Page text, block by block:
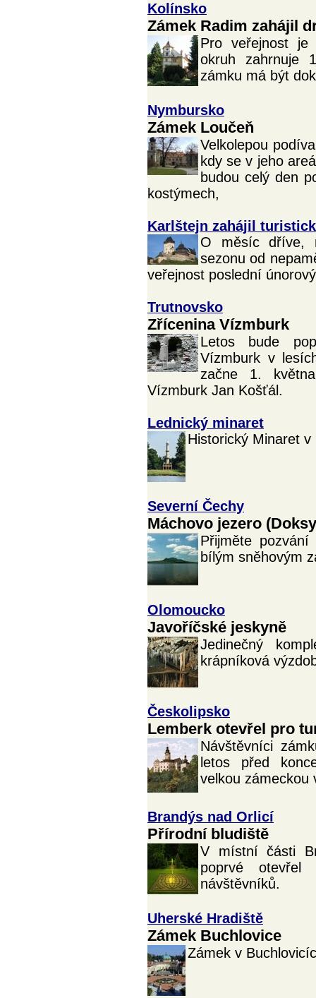
Kolínsko
Zámek Radim zahájil
Pro veřejnost je
okruh zahrnuje
zámku má být
Nymbursko
Zámek Loučeň
Velkolepou
kdy se v jeho
budou celý den
kostýmech,
Karlštejn zahájil
O měsíc dříve,
sezonu od
veřejnost poslední
Trutnovsko
Zřícenina Vízmburk
Letos bude
Vízmburk v
začne 1.
Vízmburk Jan Košťál.
Lednický minaret
Historický Minaret
Severní Čechy
Máchovo jezero
Přijměte
bílým sněhovým
Olomoucko
Javoříčské jeskyně
Jedinečný
krápníková
Českolipsko
Lemberk otevřel pro
Návštěvníci
letos před
velkou zámeckou
Brandýs nad Orlicí
Přírodní bludiště
V místní části
poprvé
návštěvníků.
Uherské Hradiště
Zámek Buchlovice
Zámek v